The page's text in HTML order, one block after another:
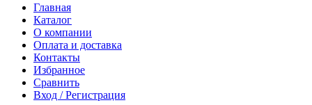
Главная
Каталог
О компании
Оплата и доставка
Контакты
Избранное
Сравнить
Вход / Регистрация